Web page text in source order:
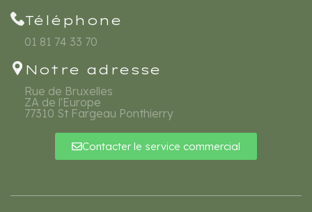
Téléphone
01 81 74 33 70
Notre adresse
Rue de Bruxelles
ZA de l'Europe
77310 St Fargeau Ponthierry
Contacter le service commercial